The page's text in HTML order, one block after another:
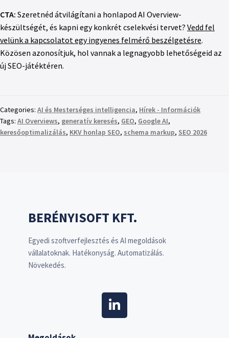
CTA: Szeretnéd átvilágítani a honlapod AI Overview-
készültségét, és kapni egy konkrét cselekvési tervet? Vedd fel
velünk a kapcsolatot egy ingyenes felmérő beszélgetésre.
Közösen azonosítjuk, hol vannak a legnagyobb lehetőségeid az
új SEO-játéktéren.
Categories: AI és Mesterséges intelligencia, Hírek - Információk
Tags: AI Overviews, generatív keresés, GEO, Google AI,
keresőoptimalizálás, KKV honlap SEO, schema markup, SEO 2026
BERÉNYISOFT KFT.
Egyedi szoftverfejlesztés és AI megoldások
vállalatoknak. Hatékonyság. Automatizálás.
Növekedés.